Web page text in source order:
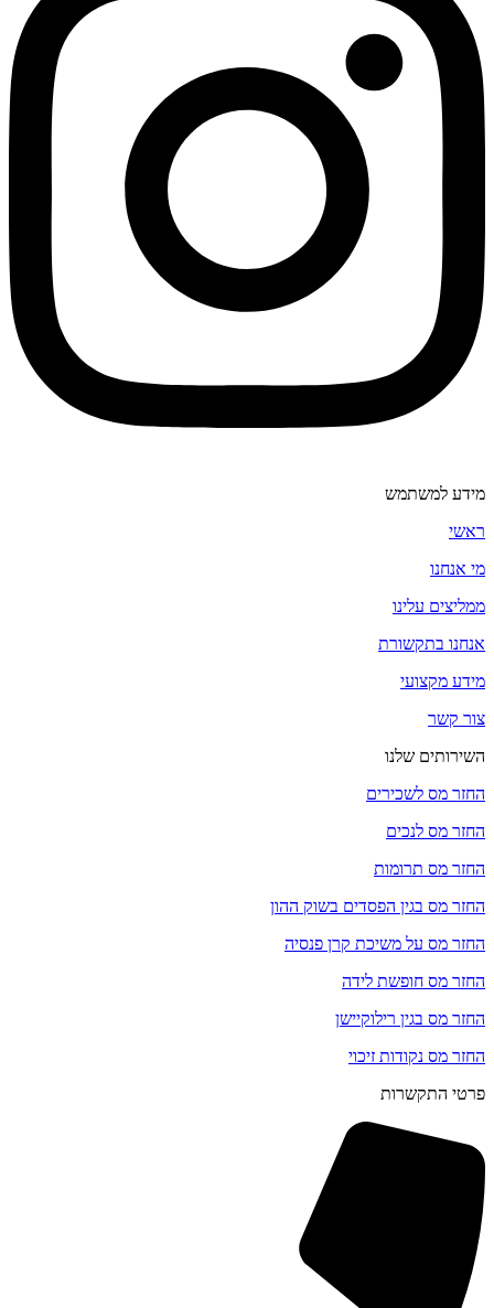
מידע למשתמש
ראשי
מי אנחנו
ממליצים עלינו
אנחנו בתקשורת
מידע מקצועי
צור קשר
השירותים שלנו
החזר מס לשכירים
החזר מס לנכים
החזר מס תרומות
החזר מס בגין הפסדים בשוק ההון
החזר מס על משיכת קרן פנסיה
החזר מס חופשת לידה
החזר מס בגין רילוקיישן
החזר מס נקודות זיכוי
פרטי התקשרות